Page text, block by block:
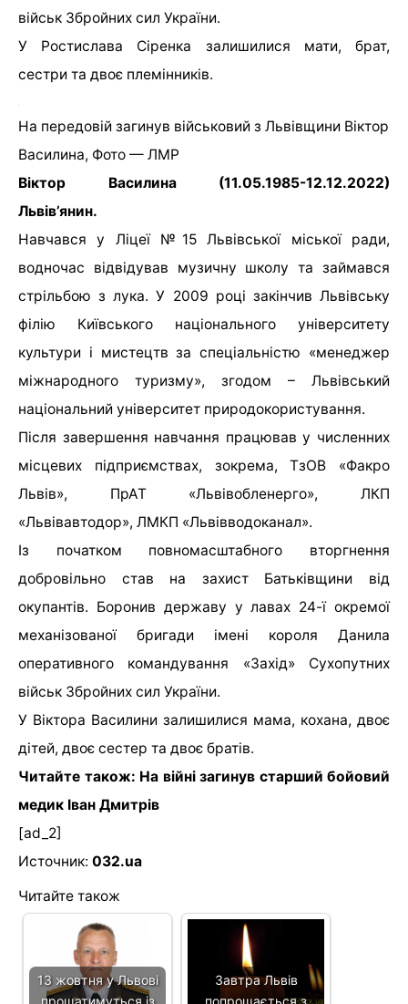
військ Збройних сил України.
У Ростислава Сіренка залишилися мати, брат,
сестри та двоє племінників.
На передовій загинув військовий з Львівщини Віктор
Василина, Фото — ЛМР
Віктор Василина (11.05.1985-12.12.2022)
Львів’янин.
Навчався у Ліцеї №15 Львівської міської ради,
водночас відвідував музичну школу та займався
стрільбою з лука. У 2009 році закінчив Львівську
філію Київського національного університету
культури і мистецтв за спеціальністю «менеджер
міжнародного туризму», згодом – Львівський
національний університет природокористування.
Після завершення навчання працював у численних
місцевих підприємствах, зокрема, ТзОВ «Факро
Львів», ПрАТ «Львівобленерго», ЛКП
«Львівавтодор», ЛМКП «Львівводоканал».
Із початком повномасштабного вторгнення
добровільно став на захист Батьківщини від
окупантів. Боронив державу у лавах 24-ї окремої
механізованої бригади імені короля Данила
оперативного командування «Захід» Сухопутних
військ Збройних сил України.
У Віктора Василини залишилися мама, кохана, двоє
дітей, двоє сестер та двоє братів.
Читайте також: На війні загинув старший бойовий
медик Іван Дмитрів
[ad_2]
Источник: 032.ua
Читайте також
13 жовтня у Львові
Завтра Львів